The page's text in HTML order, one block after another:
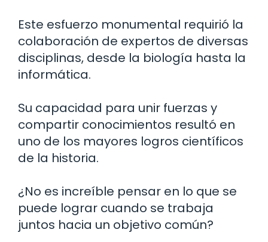
Este esfuerzo monumental requirió la
colaboración de expertos de diversas
disciplinas, desde la biología hasta la
informática.
Su capacidad para unir fuerzas y
compartir conocimientos resultó en
uno de los mayores logros científicos
de la historia.
¿No es increíble pensar en lo que se
puede lograr cuando se trabaja
juntos hacia un objetivo común?